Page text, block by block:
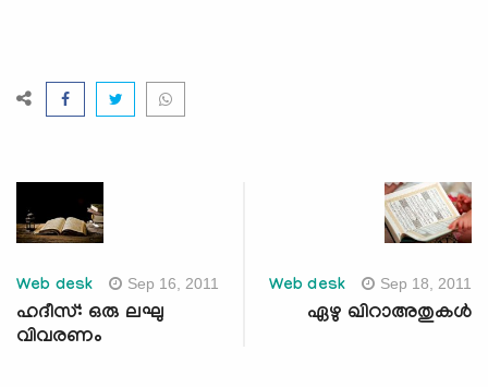
Web desk Sep 16, 2011
ഹദീസ്: ഒരു ലഘു
വിവരണം
Web desk Sep 18, 2011
ഏഴു ഖിറാഅതുകള്‍